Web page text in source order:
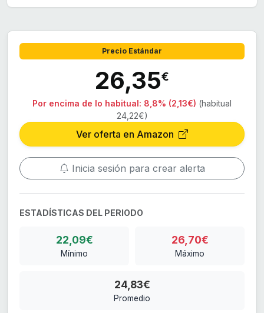
Precio Estándar
26,35€
Por encima de lo habitual: 8,8% (2,13€) (habitual
24,22€)
Ver oferta en Amazon
Inicia sesión para crear alerta
ESTADÍSTICAS DEL PERIODO
22,09€
Mínimo
26,70€
Máximo
24,83€
Promedio